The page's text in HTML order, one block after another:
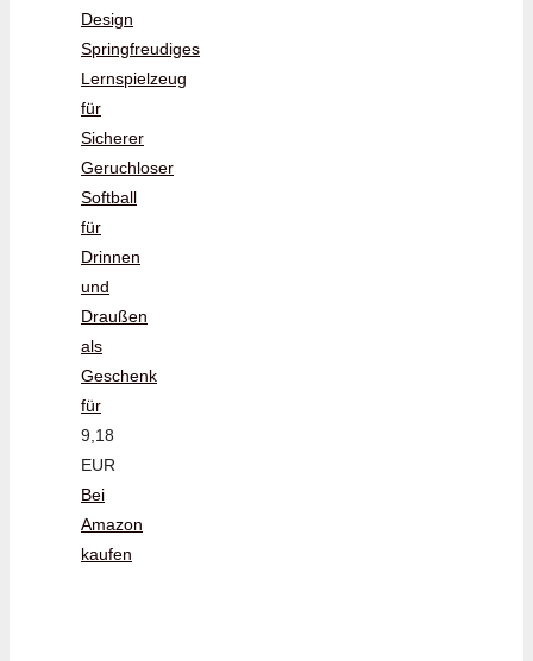
Design
Springfreudiges
Lernspielzeug
für
Sicherer
Geruchloser
Softball
für
Drinnen
und
Draußen
als
Geschenk
für
9,18
EUR
Bei
Amazon
kaufen